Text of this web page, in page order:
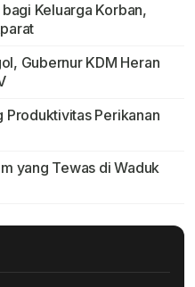
Keluarga Korban,
Gubernur KDM Heran
Produktivitas Perikanan
yang Tewas di Waduk